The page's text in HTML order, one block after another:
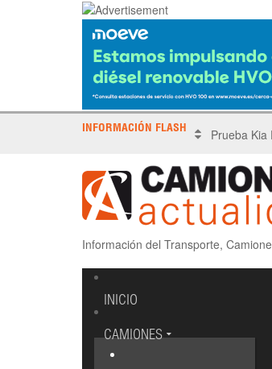
INFORMACIÓN FLASH X Tronada
Información del Transporte,
INICIO
CAMIONES